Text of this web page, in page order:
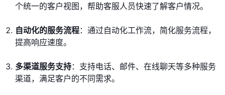
个统一的客户视图，帮助客服人员快速了解客户情况。
自动化的服务流程：通过自动化工作流，简化服务流程，
提高响应速度。
多渠道服务支持：支持电话、邮件、在线聊天等多种服务
渠道，满足客户的不同需求。